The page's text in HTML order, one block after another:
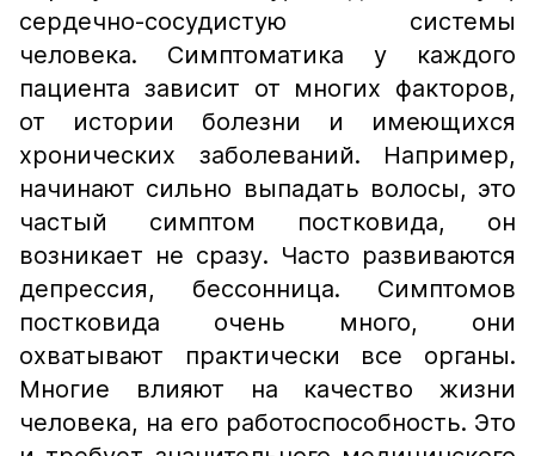
сердечно-сосудистую системы
человека. Симптоматика у каждого
пациента зависит от многих факторов,
от истории болезни и имеющихся
хронических заболеваний. Например,
начинают сильно выпадать волосы, это
частый симптом постковида, он
возникает не сразу. Часто развиваются
депрессия, бессонница. Симптомов
постковида очень много, они
охватывают практически все органы.
Многие влияют на качество жизни
человека, на его работоспособность. Это